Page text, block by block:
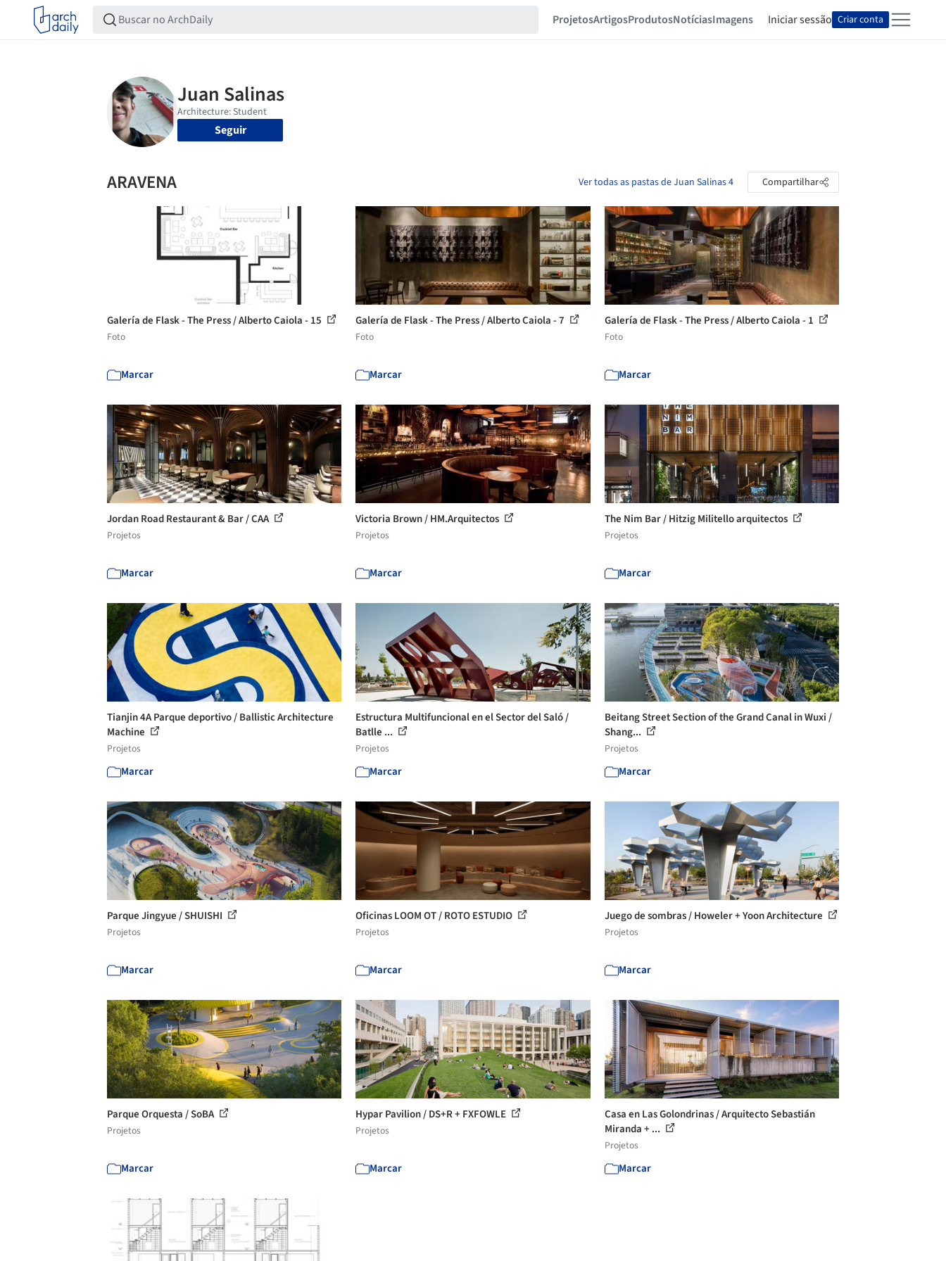
ProjetosArtigosProdutosNotíciasImagens Iniciar sessão Criar conta
Seguir
ARAVENA Ver todas as pastas de Juan Salinas 4 Compartilhar
Galería de Flask - The Press / Alberto Caiola - 15
Foto
Marcar
Galería de Flask - The Press / Alberto Caiola - 7
Foto
Marcar
Galería de Flask - The Press / Alberto Caiola - 1
Foto
Marcar
Jordan Road Restaurant & Bar / CAA
Projetos
Marcar
Victoria Brown / HM.Arquitectos
Projetos
Marcar
The Nim Bar / Hitzig Militello arquitectos
Projetos
Marcar
Tianjin 4A Parque deportivo / Ballistic Architecture
Machine
Projetos
Marcar
Estructura Multifuncional en el Sector del Saló /
Batlle ...
Projetos
Marcar
Beitang Street Section of the Grand Canal in Wuxi /
Shang...
Projetos
Marcar
Parque Jingyue / SHUISHI
Projetos
Marcar
Oficinas LOOM OT / ROTO ESTUDIO
Projetos
Marcar
Juego de sombras / Howeler + Yoon Architecture
Projetos
Marcar
Parque Orquesta / SoBA
Projetos
Marcar
Hypar Pavilion / DS+R + FXFOWLE
Projetos
Marcar
Casa en Las Golondrinas / Arquitecto Sebastián
Miranda + ...
Projetos
Marcar